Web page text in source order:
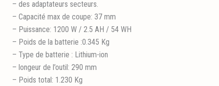
– des adaptateurs secteurs.
– Capacité max de coupe: 37 mm
– Puissance: 1200 W / 2.5 AH / 54 WH
– Poids de la batterie :0.345 Kg
– Type de batterie : Lithium-ion
– longeur de l’outil: 290 mm
– Poids total: 1.230 Kg